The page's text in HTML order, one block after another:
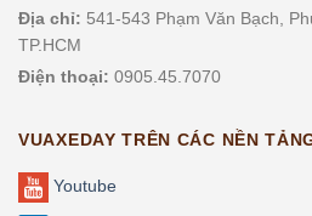
Địa chỉ: 541-543 Phạm Văn Bạch,
TP.HCM
Điện thoại: 0905.45.7070
VUAXEDAY TRÊN CÁC NỀN
Youtube